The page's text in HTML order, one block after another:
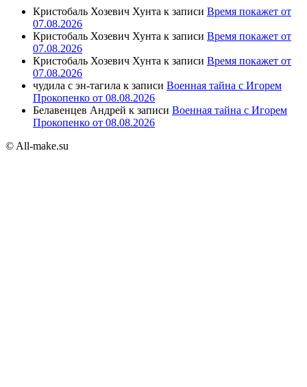
Кристобаль Хозевич Хунта к записи Время покажет от
07.08.2026
Кристобаль Хозевич Хунта к записи Время покажет от
07.08.2026
Кристобаль Хозевич Хунта к записи Время покажет от
07.08.2026
чудила с эн-тагила к записи Военная тайна с Игорем
Прокопенко от 08.08.2026
Белавенцев Андрей к записи Военная тайна с Игорем
Прокопенко от 08.08.2026
© All-make.su